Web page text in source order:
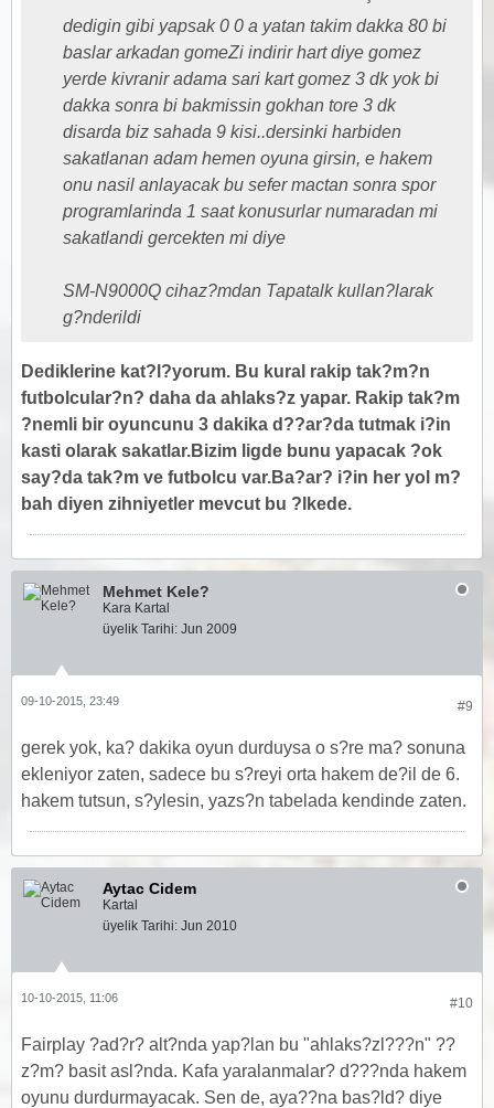
dedigin gibi yapsak 0 0 a yatan takim dakka 80 bi
baslar arkadan gomeZi indirir hart diye gomez
yerde kivranir adama sari kart gomez 3 dk yok bi
dakka sonra bi bakmissin gokhan tore 3 dk
disarda biz sahada 9 kisi..dersinki harbiden
sakatlanan adam hemen oyuna girsin, e hakem
onu nasil anlayacak bu sefer mactan sonra spor
programlarinda 1 saat konusurlar numaradan mi
sakatlandi gercekten mi diye
SM-N9000Q cihaz?mdan Tapatalk kullan?larak
g?nderildi
Dediklerine kat?l?yorum. Bu kural rakip tak?m?n
futbolcular?n? daha da ahlaks?z yapar. Rakip tak?m
?nemli bir oyuncunu 3 dakika d??ar?da tutmak i?in
kasti olarak sakatlar.Bizim ligde bunu yapacak ?ok
say?da tak?m ve futbolcu var.Ba?ar? i?in her yol m?
bah diyen zihniyetler mevcut bu ?lkede.
Mehmet Kele?
Kara Kartal
üyelik Tarihi: Jun 2009
#9
09-10-2015, 23:49
gerek yok, ka? dakika oyun durduysa o s?re ma? sonuna
ekleniyor zaten, sadece bu s?reyi orta hakem de?il de 6.
hakem tutsun, s?ylesin, yazs?n tabelada kendinde zaten.
Aytac Cidem
Kartal
üyelik Tarihi: Jun 2010
#10
10-10-2015, 11:06
Fairplay ?ad?r? alt?nda yap?lan bu "ahlaks?zl???n" ??
z?m? basit asl?nda. Kafa yaralanmalar? d???nda hakem
oyunu durdurmayacak. Sen de, aya??na bas?ld? diye